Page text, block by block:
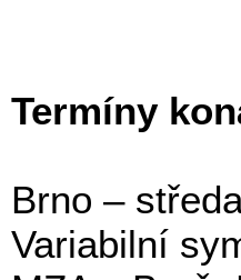
Termíny
Brno –
Variabilní